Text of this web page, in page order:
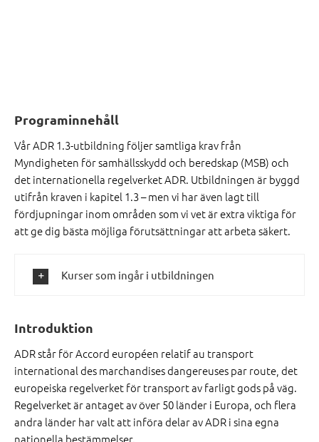
Programinnehåll
Vår ADR 1.3-utbildning följer samtliga krav från
Myndigheten för samhällsskydd och beredskap (MSB) och
det internationella regelverket ADR. Utbildningen är byggd
utifrån kraven i kapitel 1.3 – men vi har även lagt till
fördjupningar inom områden som vi vet är extra viktiga för
att ge dig bästa möjliga förutsättningar att arbeta säkert.
Kurser som ingår i utbildningen
Introduktion
ADR står för Accord européen relatif au transport
international des marchandises dangereuses par route, det
europeiska regelverket för transport av farligt gods på väg.
Regelverket är antaget av över 50 länder i Europa, och flera
andra länder har valt att införa delar av ADR i sina egna
nationella bestämmelser.